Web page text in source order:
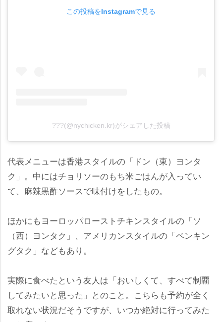
この投稿をInstagramで見る
???(@nychicken.kr)がシェアした投稿
代表メニューは香港スタイルの「ドン（東）ヨンタ
ク」。中にはチョリソーのもち米ごはんが入ってい
て、麻辣黒酢ソースで味付けをしたもの。
ほかにもヨーロッパローストチキンスタイルの「ソ
（西）ヨンタク」、アメリカンスタイルの「ペンキン
グタク」などもあり。
実際に食べたという友人は「おいしくて、すべて制覇
してみたいと思った」とのこと。こちらも予約が全く
取れない状況だそうですが、いつか絶対に行ってみた